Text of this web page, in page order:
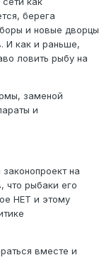
берега
и новые дворцы
И как и раньше,
ловить рыбу на
заменой
и
на
что рыбаки его
НЕТ и этому
вместе и